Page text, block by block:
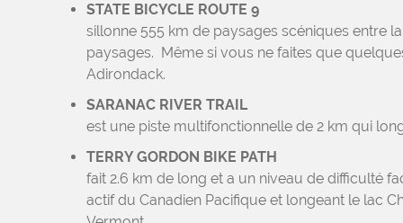
STATE BICYCLE ROUTE 9
sillonne 555 km de paysages scéniques entre
paysages. Même si vous ne faites que
Adirondack.
SARANAC RIVER TRAIL
est une piste multifonctionnelle de 2 km qui
TERRY GORDON BIKE PATH
fait 2.6 km de long et a un niveau de difficulté
actif du Canadien Pacifique et longeant le lac